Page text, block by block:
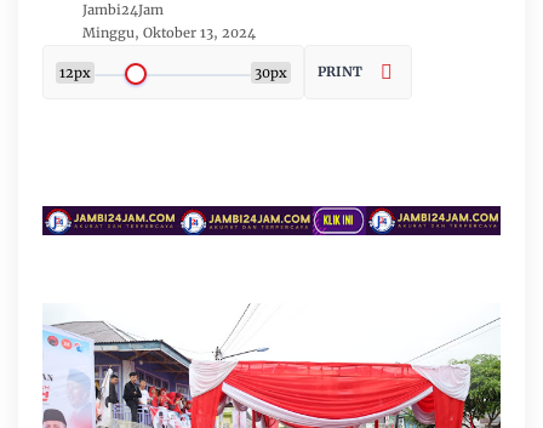
Jambi24Jam
Minggu, Oktober 13, 2024
12px 30px PRINT